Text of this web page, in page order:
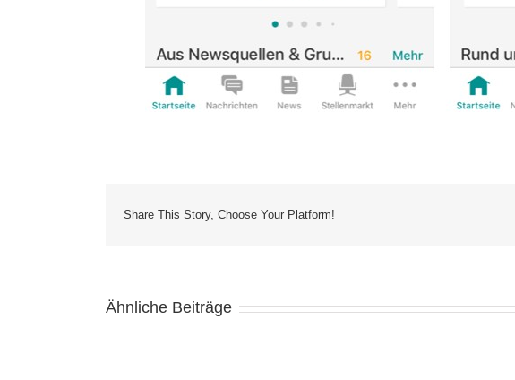
Share This Story, Choose Your Platform!
Ähnliche Beiträge